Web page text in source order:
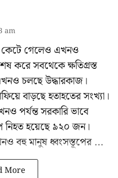
am
কেটে গেলেও এখনও
করে সবথেকে ক্ষতিগ্রস্ত
চলছে উদ্ধারকাজ।
বাড়ছে হতাহতের সংখ্যা।
পর্যন্ত সরকারি ভাবে
নিহত হয়েছে ৯২০ জন।
বহু মানুষ ধ্বংসস্তূপের ...
More